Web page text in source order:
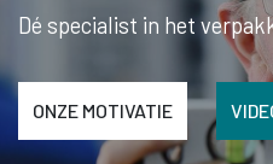
Dé specialist in het
ONZE MOTIVATIE